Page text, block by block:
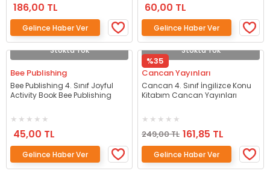
186,00 TL
Gelince Haber Ver
60,00 TL
Gelince Haber Ver
Stokta Yok
Bee Publishing
Bee Publishing 4. Sınıf Joyful
Activity Book Bee Publishing
45,00 TL
Gelince Haber Ver
Stokta Yok
%35
Cancan Yayınları
Cancan 4. Sınıf İngilizce Konu
Kitabım Cancan Yayınları
249,00 TL 161,85 TL
Gelince Haber Ver